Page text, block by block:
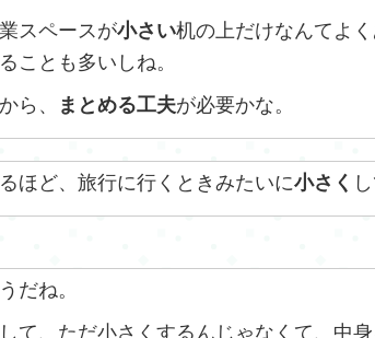
スペースが小さい机の上だけなんてよ
ことも多いしね。
ら、
まとめる工夫が必要かな。
ほど、旅行に行くときみたいに小さく
だね。
て、ただ小さくするんじゃなくて、中身